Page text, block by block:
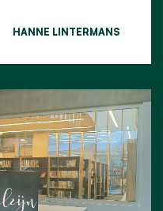
HANNE LINTERMANS